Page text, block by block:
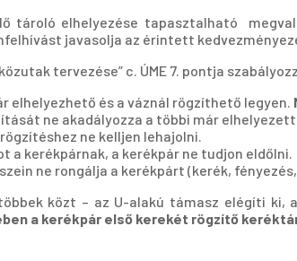
tároló elhelyezése tapasztalható
javasolja az érintett
tervezése” c. ÚME 7. pontja
elhelyezhető és a váznál rögzíthető legyen.
ne akadályozza a többi már
ne kelljen lehajolni.
kerékpárnak, a kerékpár ne tudjon eldőlni.
ne rongálja a kerékpárt (kerék,
közt – az U-alakú támasz elégíti ki,
a kerékpár első kerekét rögzítő